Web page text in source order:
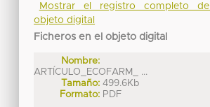
Mostrar el registro completo del
objeto digital
Ficheros en el objeto digital
Nombre:
ARTÍCULO_ECOFARM_ ...
Tamaño: 499.6Kb
Formato: PDF